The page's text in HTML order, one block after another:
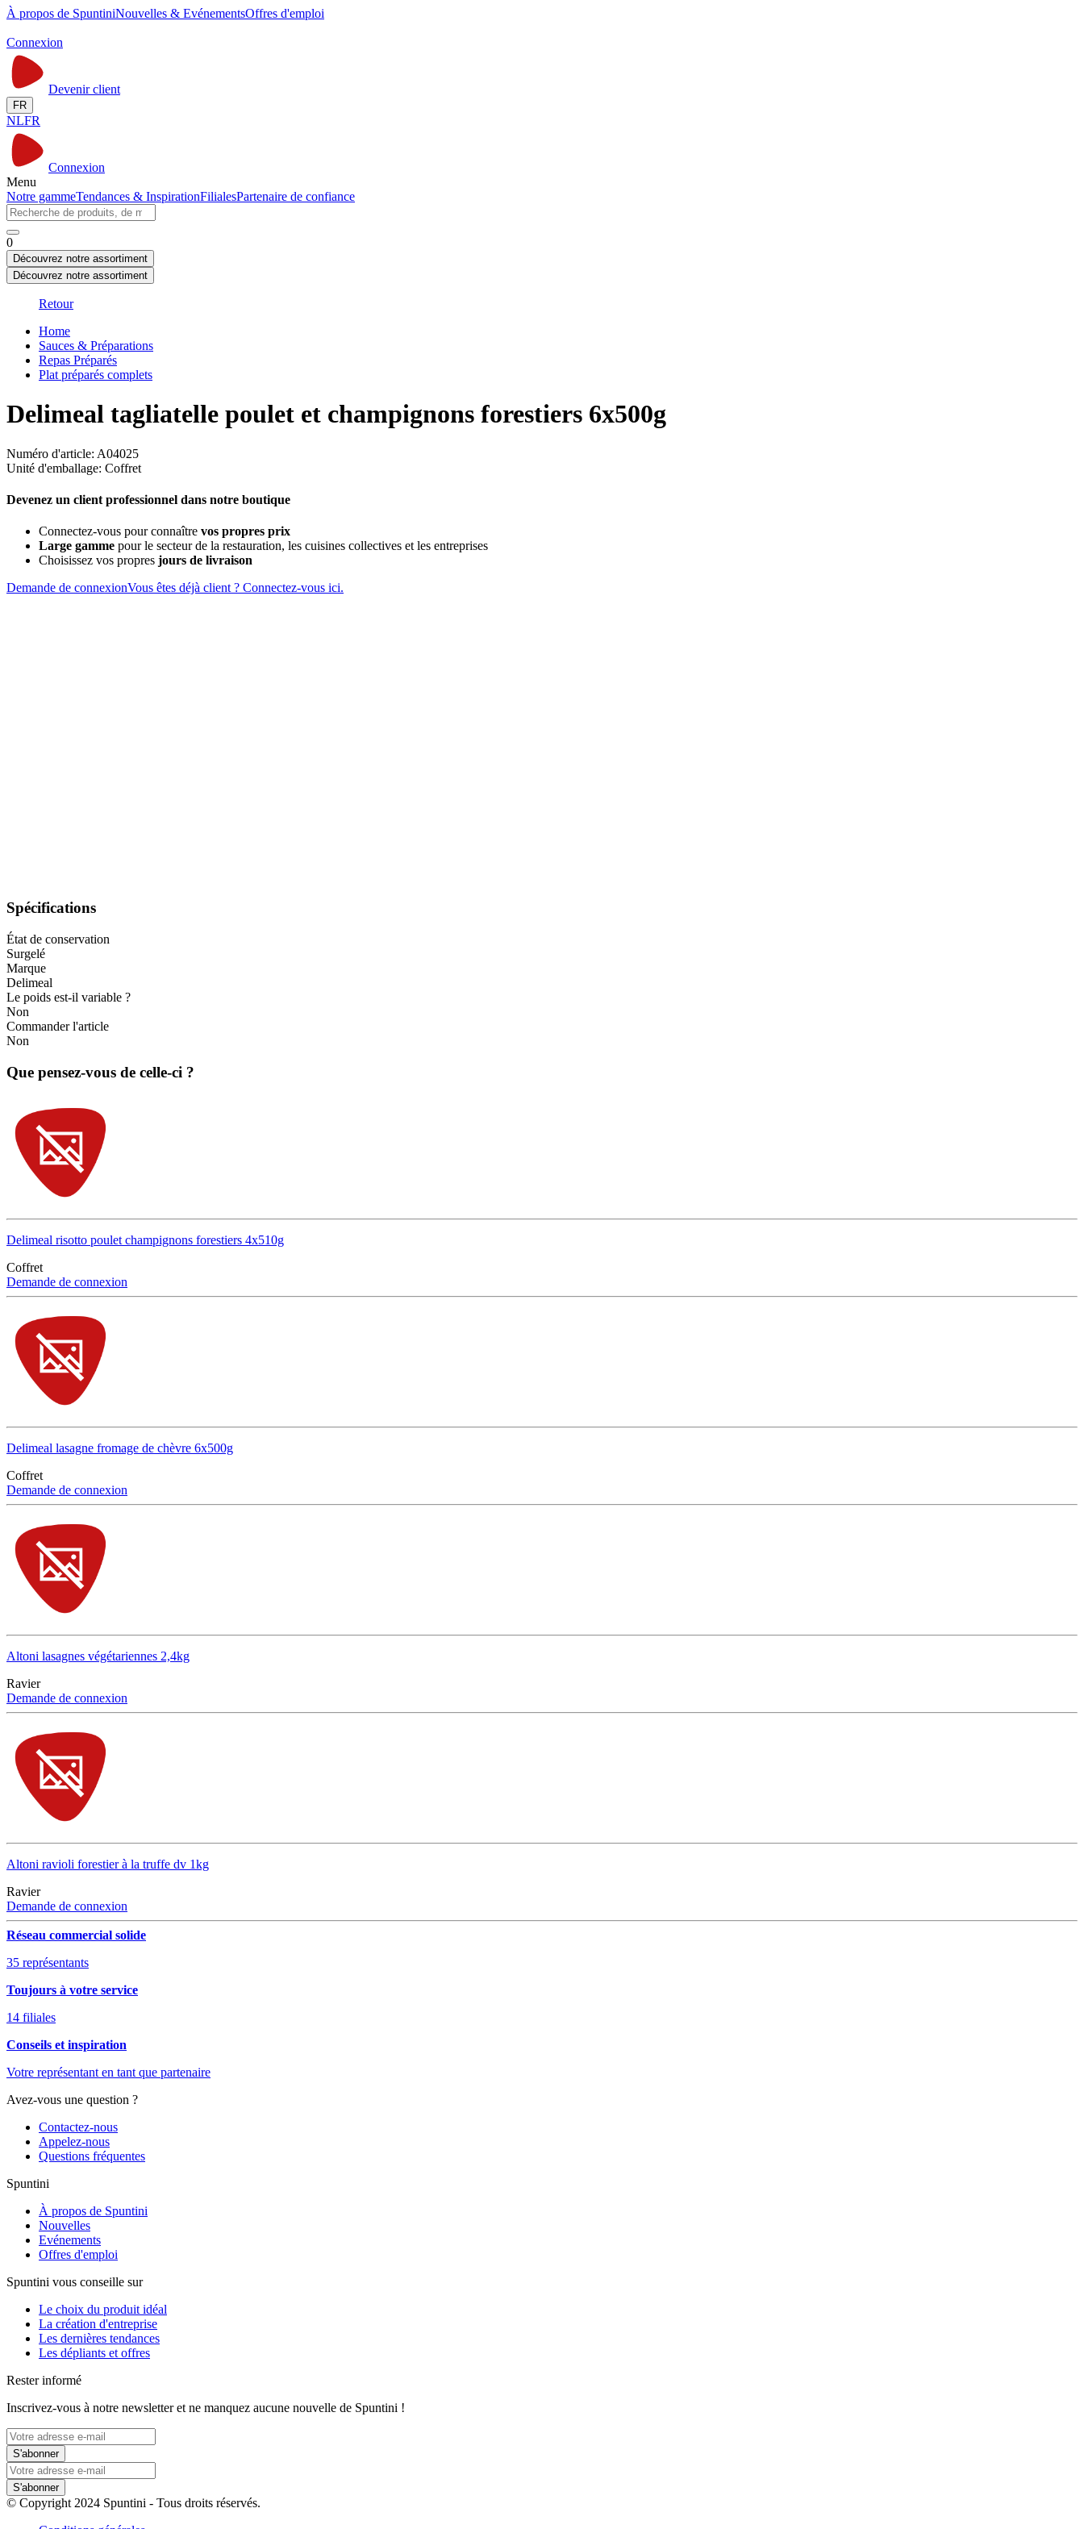
À propos de SpuntiniNouvelles & EvénementsOffres d'emploi
Connexion
Devenir client
FR
NLFR
Connexion
Menu
Notre gammeTendances & InspirationFilialesPartenaire de confiance
0
Découvrez notre assortiment
Découvrez notre assortiment
Retour
Home
Sauces & Préparations
Repas Préparés
Plat préparés complets
Delimeal tagliatelle poulet et champignons forestiers 6x500g
Numéro d'article: A04025
Unité d'emballage: Coffret
Devenez un client professionnel dans notre boutique
Connectez-vous pour connaître vos propres prix
Large gamme pour le secteur de la restauration, les cuisines collectives et les entreprises
Choisissez vos propres jours de livraison
Demande de connexionVous êtes déjà client ? Connectez-vous ici.
Spécifications
État de conservation
Surgelé
Marque
Delimeal
Le poids est-il variable ?
Non
Commander l'article
Non
Que pensez-vous de celle-ci ?
Delimeal risotto poulet champignons forestiers 4x510g
Coffret
Demande de connexion
Delimeal lasagne fromage de chèvre 6x500g
Coffret
Demande de connexion
Altoni lasagnes végétariennes 2,4kg
Ravier
Demande de connexion
Altoni ravioli forestier à la truffe dv 1kg
Ravier
Demande de connexion
Réseau commercial solide
35 représentants
Toujours à votre service
14 filiales
Conseils et inspiration
Votre représentant en tant que partenaire
Avez-vous une question ?
Contactez-nous
Appelez-nous
Questions fréquentes
Spuntini
À propos de Spuntini
Nouvelles
Evénements
Offres d'emploi
Spuntini vous conseille sur
Le choix du produit idéal
La création d'entreprise
Les dernières tendances
Les dépliants et offres
Rester informé
Inscrivez-vous à notre newsletter et ne manquez aucune nouvelle de Spuntini !
S'abonner
S'abonner
© Copyright 2024 Spuntini - Tous droits réservés.